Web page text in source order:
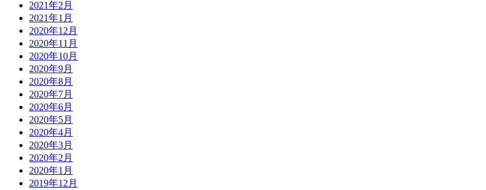
2021年2月
2021年1月
2020年12月
2020年11月
2020年10月
2020年9月
2020年8月
2020年7月
2020年6月
2020年5月
2020年4月
2020年3月
2020年2月
2020年1月
2019年12月